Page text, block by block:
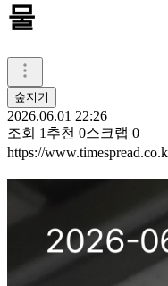
물
숲지기
2026.06.01 22:26
조회 1 추천 0스크랩 0
https://